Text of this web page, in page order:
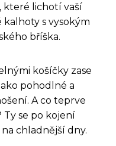
které lichotí vaší
s vysokým
bříška.
košíčky zase
pohodlné a
A co teprve
se po kojení
chladnější dny.